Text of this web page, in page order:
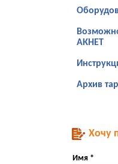
АКНЕТ
Архив
Хочу
Имя *